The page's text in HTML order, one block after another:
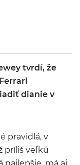
tvrdí, že
dianie v
pravidlá, v
príliš veľkú